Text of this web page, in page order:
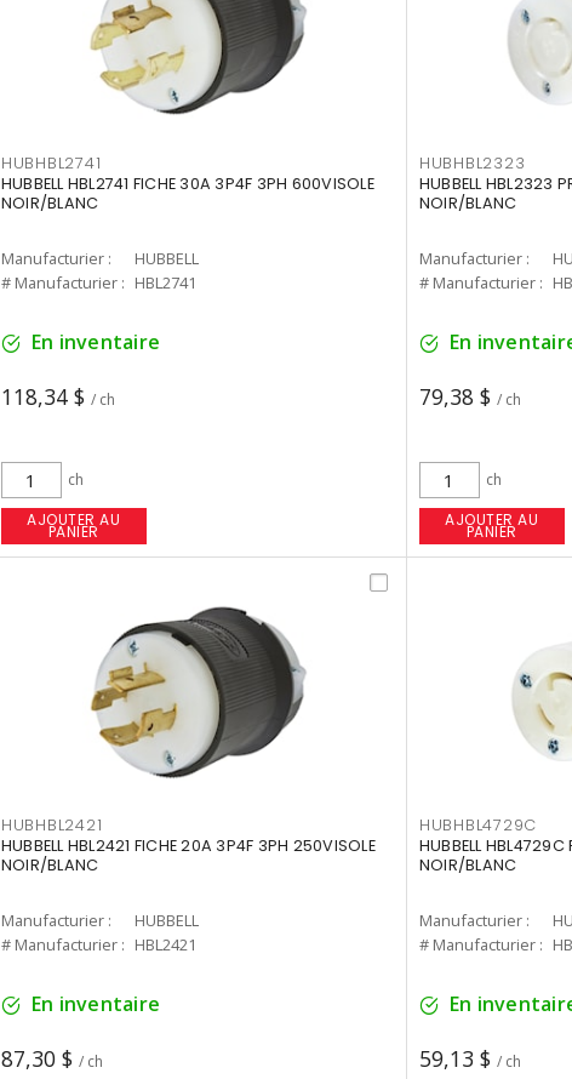
HUBHBL2741
HUBBELL HBL2741 FICHE 30A 3P4F 3PH 600VISOLE
NOIR/BLANC
Manufacturier :
HUBBELL
# Manufacturier : HBL2741
En inventaire
118,34 $ / ch
ch
AJOUTER AU
PANIER
HUBHBL2323
HUBBELL HBL2323
NOIR/BLANC
Manufacturier :
# Manufacturier :
En
79,38 $ / ch
ch
AJOUTER AU
PANIER
HUBHBL2421
HUBBELL HBL2421 FICHE 20A 3P4F 3PH 250VISOLE
NOIR/BLANC
Manufacturier :
HUBBELL
# Manufacturier : HBL2421
En inventaire
87,30 $ / ch
HUBHBL4729C
HUBBELL HBL4729C
NOIR/BLANC
Manufacturier :
# Manufacturier :
En
59,13 $ / ch